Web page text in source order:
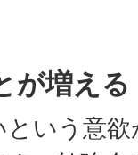
が増える
いう意